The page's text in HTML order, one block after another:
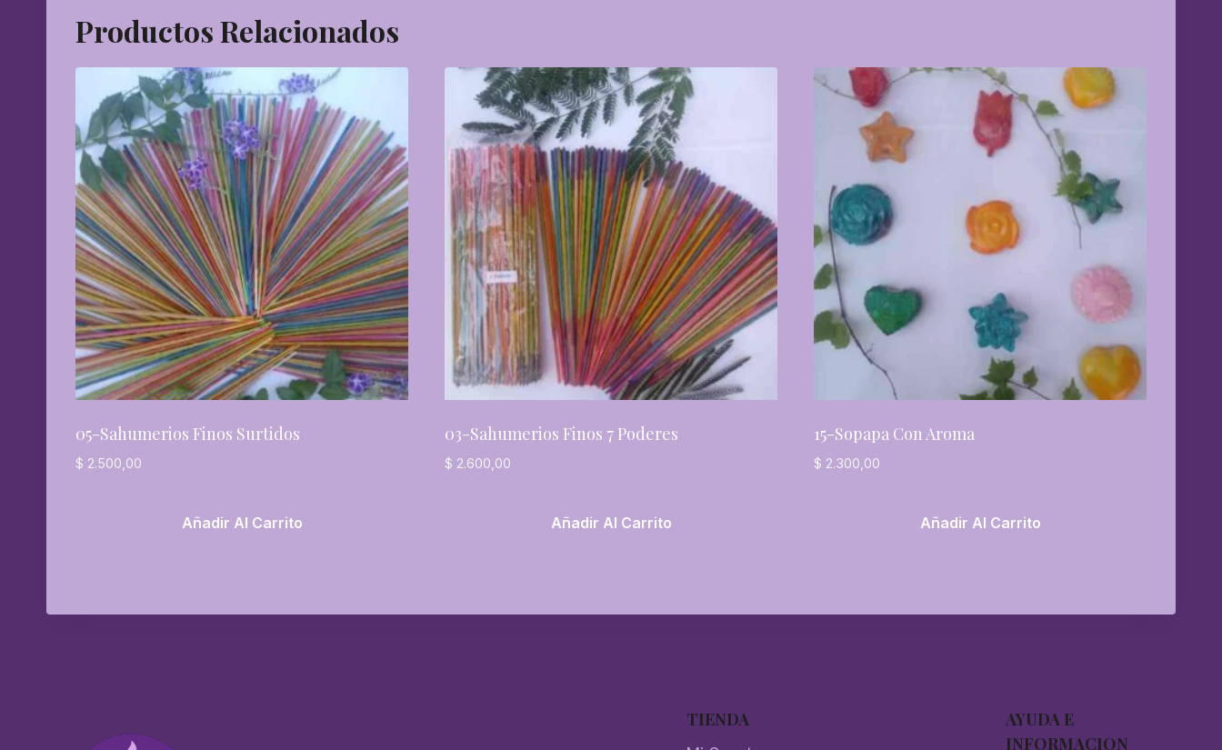
Productos Relacionados
05-Sahumerios Finos Surtidos
$ 2.500,00
Añadir Al Carrito
03-Sahumerios Finos 7 Poderes
$ 2.600,00
Añadir Al Carrito
15-Sopapa Con Aroma
$ 2.300,00
Añadir Al Carrito
TIENDA
AYUDA E
INFORMACION